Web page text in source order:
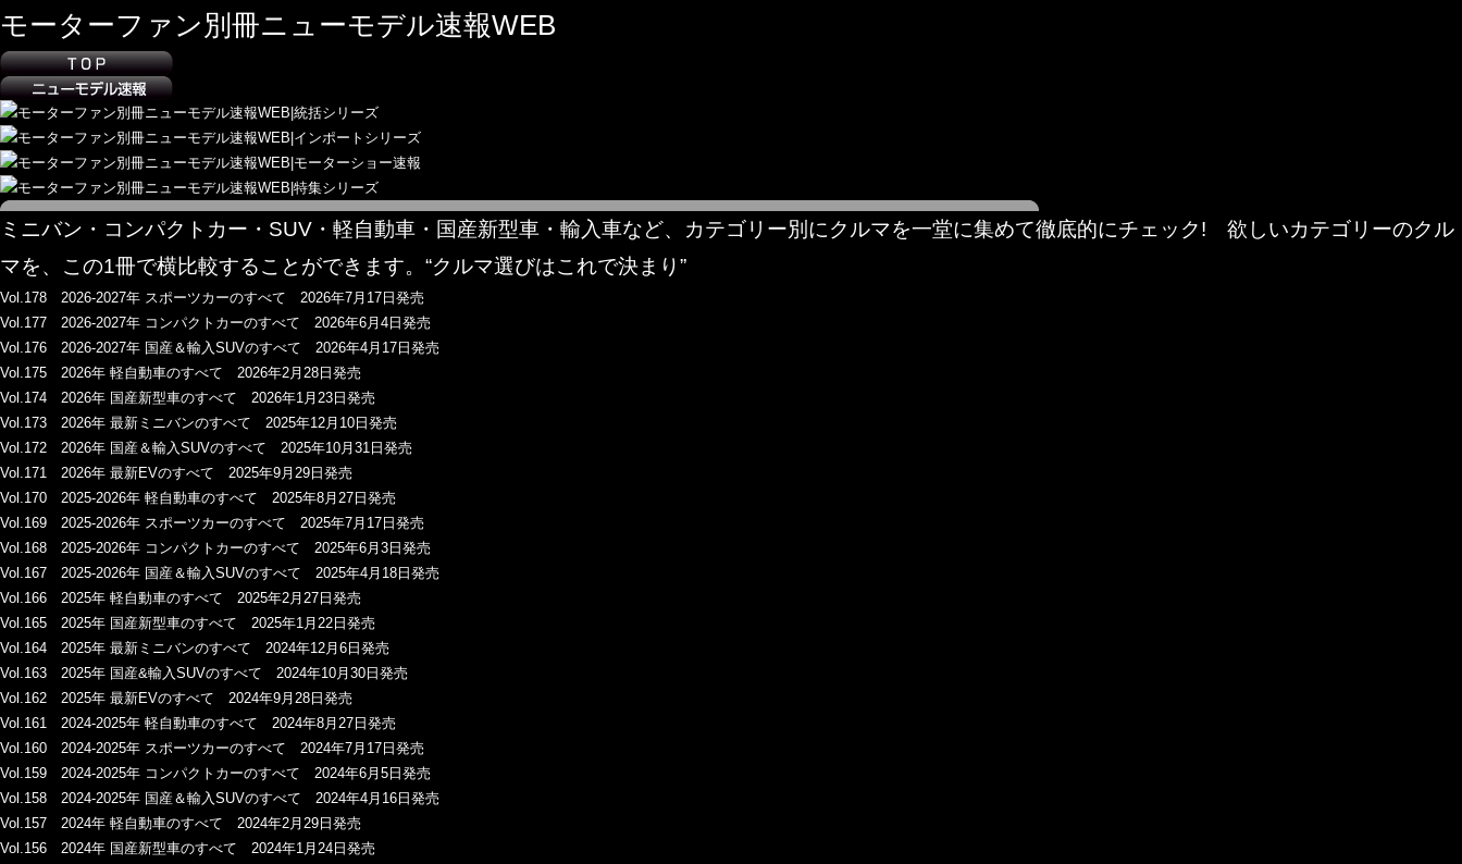
モーターファン別冊ニューモデル速報WEB
ミニバン・コンパクトカー・SUV・軽自動車・国産新型車・輸入車など、カテゴリー別にクルマを一堂に集めて徹底的にチェック! 欲しいカテゴリーのクル
マを、この1冊で横比較することができます。“クルマ選びはこれで決まり”
Vol.178 2026-2027年 スポーツカーのすべて 2026年7月17日発売
Vol.177 2026-2027年 コンパクトカーのすべて 2026年6月4日発売
Vol.176 2026-2027年 国産＆輸入SUVのすべて 2026年4月17日発売
Vol.175 2026年 軽自動車のすべて 2026年2月28日発売
Vol.174 2026年 国産新型車のすべて 2026年1月23日発売
Vol.173 2026年 最新ミニバンのすべて 2025年12月10日発売
Vol.172 2026年 国産＆輸入SUVのすべて 2025年10月31日発売
Vol.171 2026年 最新EVのすべて 2025年9月29日発売
Vol.170 2025-2026年 軽自動車のすべて 2025年8月27日発売
Vol.169 2025-2026年 スポーツカーのすべて 2025年7月17日発売
Vol.168 2025-2026年 コンパクトカーのすべて 2025年6月3日発売
Vol.167 2025-2026年 国産＆輸入SUVのすべて 2025年4月18日発売
Vol.166 2025年 軽自動車のすべて 2025年2月27日発売
Vol.165 2025年 国産新型車のすべて 2025年1月22日発売
Vol.164 2025年 最新ミニバンのすべて 2024年12月6日発売
Vol.163 2025年 国産&輸入SUVのすべて 2024年10月30日発売
Vol.162 2025年 最新EVのすべて 2024年9月28日発売
Vol.161 2024-2025年 軽自動車のすべて 2024年8月27日発売
Vol.160 2024-2025年 スポーツカーのすべて 2024年7月17日発売
Vol.159 2024-2025年 コンパクトカーのすべて 2024年6月5日発売
Vol.158 2024-2025年 国産＆輸入SUVのすべて 2024年4月16日発売
Vol.157 2024年 軽自動車のすべて 2024年2月29日発売
Vol.156 2024年 国産新型車のすべて 2024年1月24日発売